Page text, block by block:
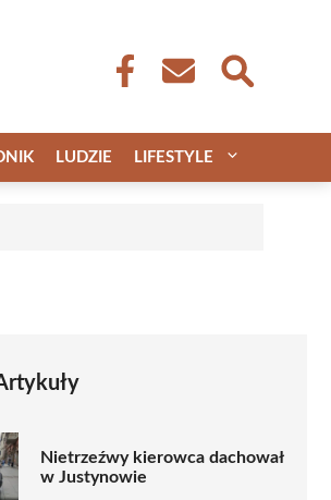
LUDZIE LIFESTYLE
Nietrzeźwy kierowca dachował
w Justynowie